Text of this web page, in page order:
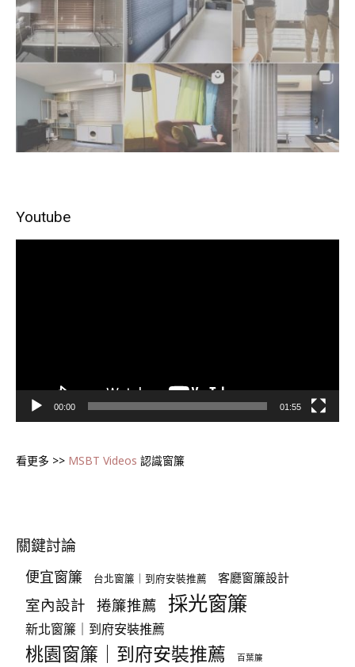
Youtube
00:00 01:55
看更多 >> MSBT Videos 認識窗簾
關鍵討論
便宜窗簾 台北窗簾｜到府安裝推薦 客廳窗簾設計
室內設計 捲簾推薦 採光窗簾
新北窗簾｜到府安裝推薦
桃園窗簾｜到府安裝推薦 百葉簾